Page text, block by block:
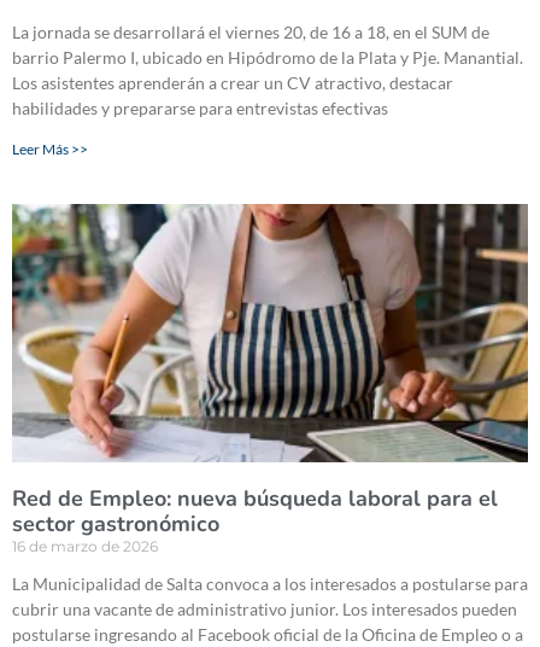
La jornada se desarrollará el viernes 20, de 16 a 18, en el SUM de
barrio Palermo I, ubicado en Hipódromo de la Plata y Pje. Manantial.
Los asistentes aprenderán a crear un CV atractivo, destacar
habilidades y prepararse para entrevistas efectivas
Leer Más >>
Red de Empleo: nueva búsqueda laboral para el
sector gastronómico
16 de marzo de 2026
La Municipalidad de Salta convoca a los interesados a postularse para
cubrir una vacante de administrativo junior. Los interesados pueden
postularse ingresando al Facebook oficial de la Oficina de Empleo o a